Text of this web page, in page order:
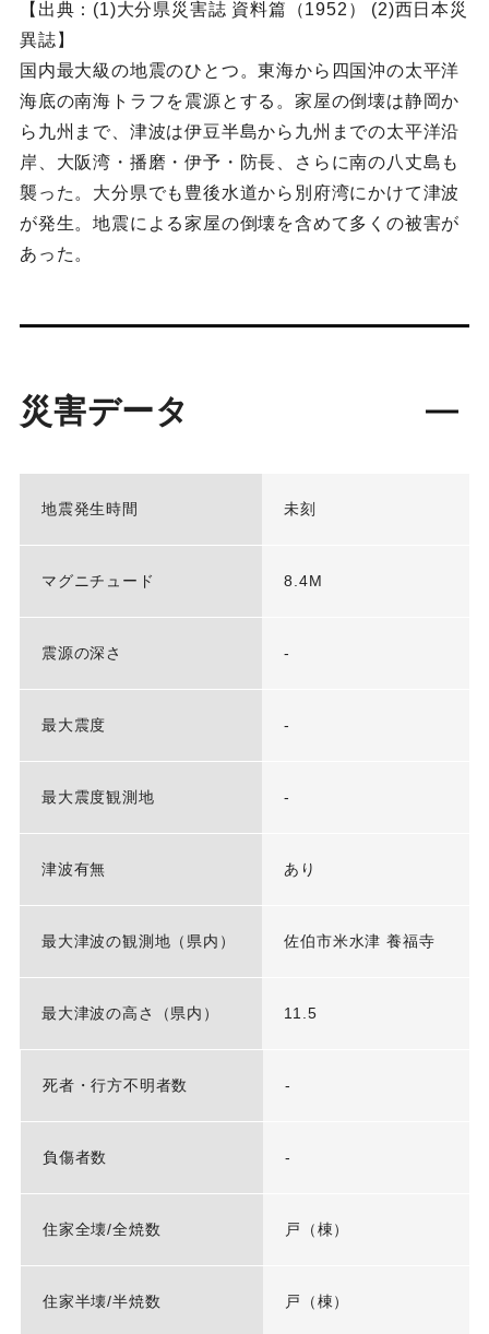
【出典：(1)大分県災害誌 資料篇（1952） (2)西日本災
異誌】
国内最大級の地震のひとつ。東海から四国沖の太平洋
海底の南海トラフを震源とする。家屋の倒壊は静岡か
ら九州まで、津波は伊豆半島から九州までの太平洋沿
岸、大阪湾・播磨・伊予・防長、さらに南の八丈島も
襲った。大分県でも豊後水道から別府湾にかけて津波
が発生。地震による家屋の倒壊を含めて多くの被害が
あった。
災害データ
地震発生時間 未刻
マグニチュード 8.4M
震源の深さ -
最大震度 -
最大震度観測地 -
津波有無 あり
最大津波の観測地（県内） 佐伯市米水津 養福寺
最大津波の高さ（県内） 11.5
死者・行方不明者数 -
負傷者数 -
住家全壊/全焼数 戸（棟）
住家半壊/半焼数 戸（棟）